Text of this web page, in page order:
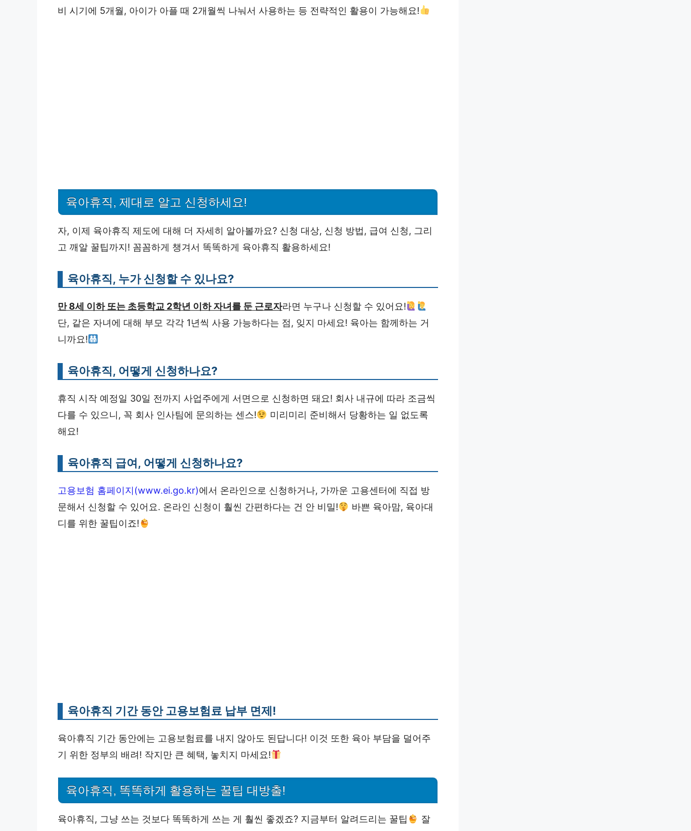
비 시기에 5개월, 아이가 아플 때 2개월씩 나눠서 사용하는 등 전략적인 활용이 가능해요!
육아휴직, 제대로 알고 신청하세요!
자, 이제 육아휴직 제도에 대해 더 자세히 알아볼까요? 신청 대상, 신청 방법, 급여 신청, 그리
고 깨알 꿀팁까지! 꼼꼼하게 챙겨서 똑똑하게 육아휴직 활용하세요!
육아휴직, 누가 신청할 수 있나요?
만 8세 이하 또는 초등학교 2학년 이하 자녀를 둔 근로자라면 누구나 신청할 수 있어요!
단, 같은 자녀에 대해 부모 각각 1년씩 사용 가능하다는 점, 잊지 마세요! 육아는 함께하는 거
니까요!
육아휴직, 어떻게 신청하나요?
휴직 시작 예정일 30일 전까지 사업주에게 서면으로 신청하면 돼요! 회사 내규에 따라 조금씩
다를 수 있으니, 꼭 회사 인사팀에 문의하는 센스!
미리미리 준비해서 당황하는 일 없도록
해요!
육아휴직 급여, 어떻게 신청하나요?
고용보험 홈페이지(www.ei.go.kr)에서 온라인으로 신청하거나, 가까운 고용센터에 직접 방
문해서 신청할 수 있어요. 온라인 신청이 훨씬 간편하다는 건 안 비밀!
바쁜 육아맘, 육아대
디를 위한 꿀팁이죠!
육아휴직 기간 동안 고용보험료 납부 면제!
육아휴직 기간 동안에는 고용보험료를 내지 않아도 된답니다! 이것 또한 육아 부담을 덜어주
기 위한 정부의 배려! 작지만 큰 혜택, 놓치지 마세요!
육아휴직, 똑똑하게 활용하는 꿀팁 대방출!
육아휴직, 그냥 쓰는 것보다 똑똑하게 쓰는 게 훨씬 좋겠죠? 지금부터 알려드리는 꿀팁
잘